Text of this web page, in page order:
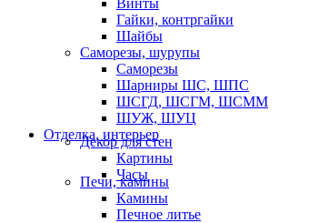
Гайки, контргайки
Шайбы
Саморезы, шурупы
Саморезы
Шарниры ШС, ШПС
ШСГД, ШСГМ, ШСММ
ШУЖ, ШУЦ
Отделка, интерьер
Декор для стен
Картины
Часы
Печи, камины
Камины
Печное литье